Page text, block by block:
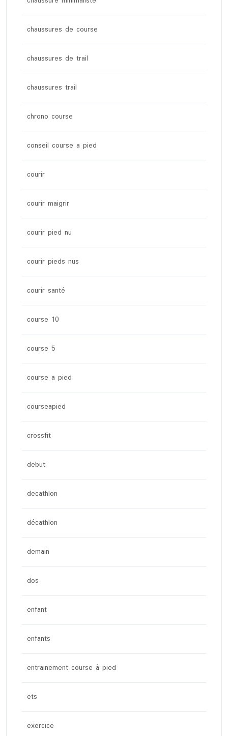
chaussures de course
chaussures de trail
chaussures trail
chrono course
conseil course a pied
courir
courir maigrir
courir pied nu
courir pieds nus
courir santé
course 10
course 5
course a pied
courseapied
crossfit
debut
decathlon
décathlon
demain
dos
enfant
enfants
entrainement course à pied
ets
exercice